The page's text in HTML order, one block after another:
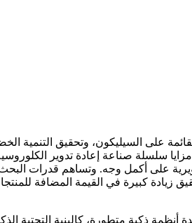
على السيليكون، وتحقيق التنمية
سلسلة صناعة إعادة تدوير
على أكمل وجه. وتساهم قدرات
زيادة كبيرة في القيمة المضافة
ذكية متطورة، كالبنية التحتية